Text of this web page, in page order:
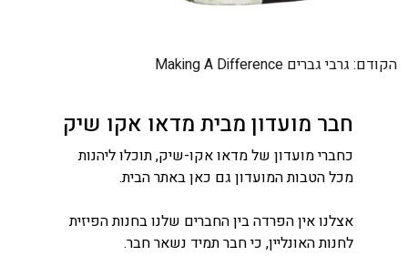
ניווט
הקודם: גרבי גברים Making A Difference
חבר מועדון מבית מדאו אקו שיק
כחברי מועדון של מדאו אקו-שיק, תוכלו ליהנות
מכל הטבות המועדון גם כאן באתר הבית.
אצלנו אין הפרדה בין החברים שלנו בחנות הפיזית
לחנות האונליין, כי חבר תמיד נשאר חבר.